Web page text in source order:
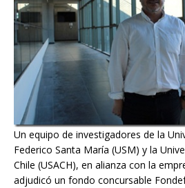
Un equipo de investigadores de la
Federico Santa María (USM) y la
Chile (USACH), en alianza con la
adjudicó un fondo concursable